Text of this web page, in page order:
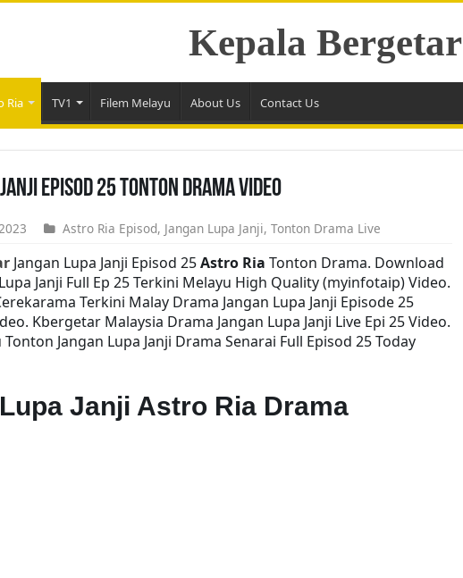
Kepala Bergetar
Ria TV1 Filem Melayu About Us Contact Us
Episod 25 Tonton Drama Video
Astro Ria Episod, Jangan Lupa Janji, Tonton Drama Live
Jangan Lupa Janji Episod 25Astro Ria Tonton Drama. Download
Janji Full Ep 25 Terkini Melayu High Quality (myinfotaip) Video.
Terkini Malay Drama Jangan Lupa Janji Episode 25
Kbergetar Malaysia Drama Jangan Lupa Janji Live Epi 25 Video.
Jangan Lupa Janji Drama Senarai Full Episod 25 Today
Janji Astro Ria Drama